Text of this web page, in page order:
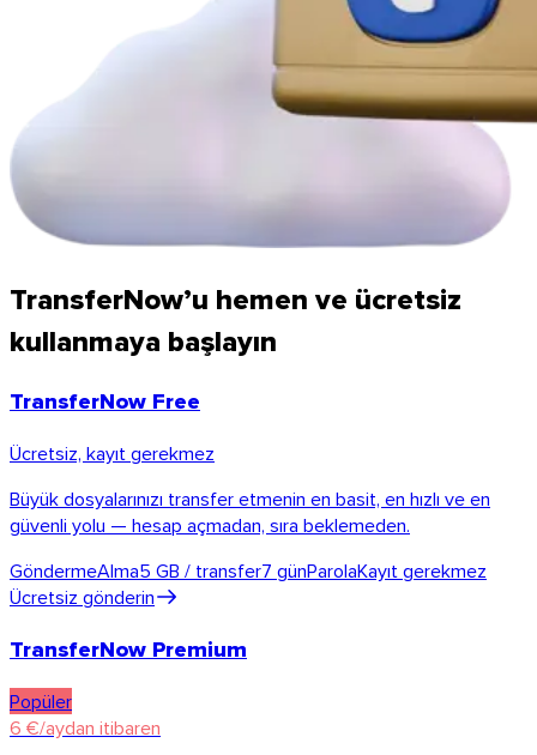
TransferNow’u hemen ve ücretsiz
kullanmaya başlayın
TransferNow Free
Ücretsiz, kayıt gerekmez
Büyük dosyalarınızı transfer etmenin en basit, en hızlı ve en
güvenli yolu — hesap açmadan, sıra beklemeden.
GöndermeAlma5 GB / transfer7 günParolaKayıt gerekmez
Ücretsiz gönderin
TransferNow Premium
Popüler
6 €/aydan itibaren